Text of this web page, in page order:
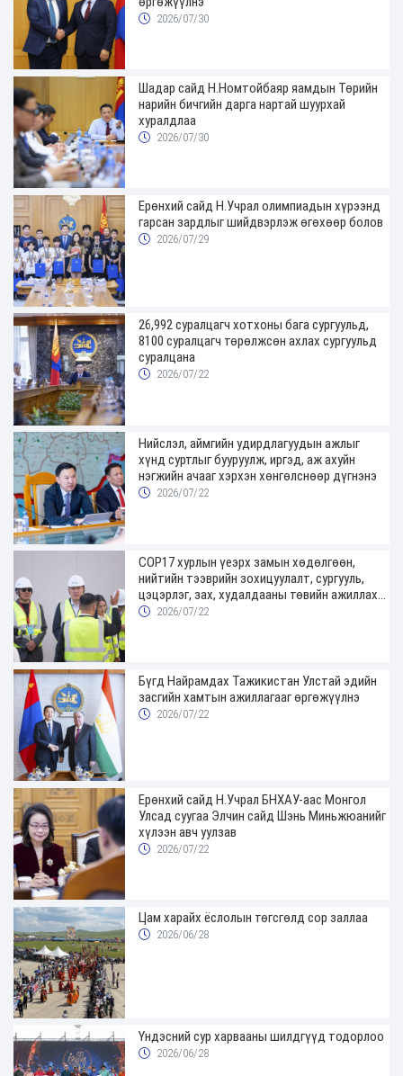
2026/07/30
Шадар сайд Н.Номтойбаяр яамдын Төрийн
нарийн бичгийн дарга нартай шуурхай
хуралдлаа
2026/07/30
Ерөнхий сайд Н.Учрал олимпиадын хүрээнд
гарсан зардлыг шийдвэрлэж өгөхөөр болов
2026/07/29
26,992 суралцагч хотхоны бага сургуульд,
8100 суралцагч төрөлжсөн ахлах сургуульд
суралцана
2026/07/22
Нийслэл, аймгийн удирдлагуудын ажлыг
хүнд суртлыг бууруулж, иргэд, аж ахуйн
нэгжийн ачааг хэрхэн хөнгөлснөөр дүгнэнэ
2026/07/22
COP17 хурлын үеэрх замын хөдөлгөөн,
нийтийн тээврийн зохицуулалт, сургууль,
цэцэрлэг, зах, худалдааны төвийн ажиллах
хуваарийг гаргаж, иргэдэд мэдээлэхийг
2026/07/22
Бүгд Найрамдах Тажикистан Улстай эдийн
засгийн хамтын ажиллагааг өргөжүүлнэ
2026/07/22
Ерөнхий сайд Н.Учрал БНХАУ-аас Монгол
Улсад суугаа Элчин сайд Шэнь Миньжюанийг
хүлээн авч уулзав
2026/07/22
Цам харайх ёслолын төгсгөлд сор заллаа
2026/06/28
Үндэсний сур харвааны шилдгүүд тодорлоо
2026/06/28